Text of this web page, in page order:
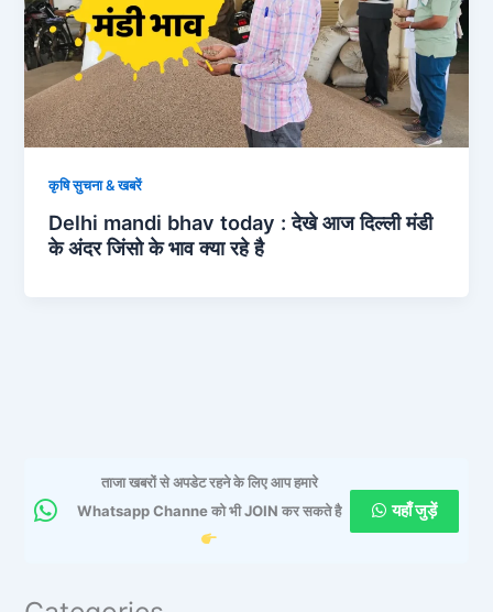
कृषि सुचना & खबरें
Delhi mandi bhav today : देखे आज दिल्ली मंडी
के अंदर जिंसो के भाव क्या रहे है
ताजा खबरों से अपडेट रहने के लिए आप हमारे
Whatsapp Channe को भी JOIN कर सकते है
यहाँ जुड़ें